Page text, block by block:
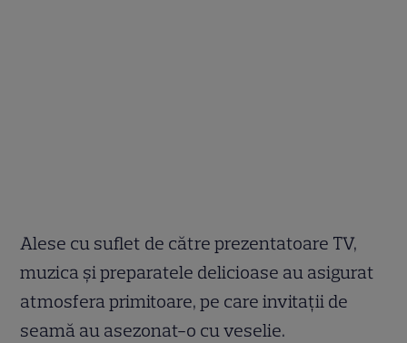
Alese cu suflet de către prezentatoare TV,
muzica și preparatele delicioase au asigurat
atmosfera primitoare, pe care invitații de
seamă au asezonat-o cu veselie.